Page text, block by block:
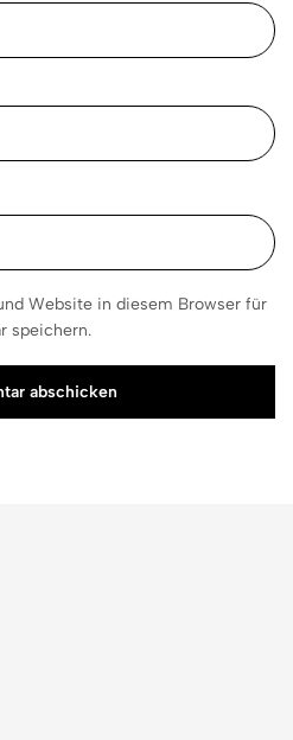
Website in diesem Browser für
speichern.
abschicken